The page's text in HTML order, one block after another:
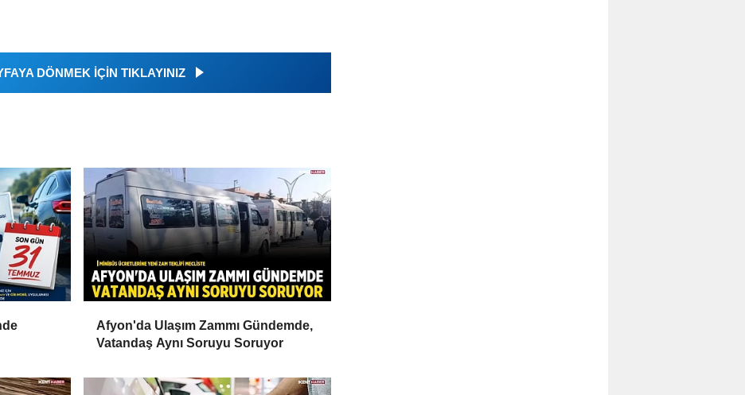
DÖNMEK İÇİN TIKLAYINIZ
Afyon'da Ulaşım Zammı Gündemde,
Vatandaş Aynı Soruyu Soruyor